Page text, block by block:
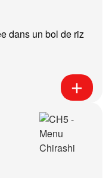
dans un bol de riz